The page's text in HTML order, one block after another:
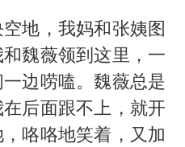
地，我妈和张姨图
魏薇领到这里，一
边唠嗑。魏薇总是
后面跟不上，就开
咯咯地笑着，又加